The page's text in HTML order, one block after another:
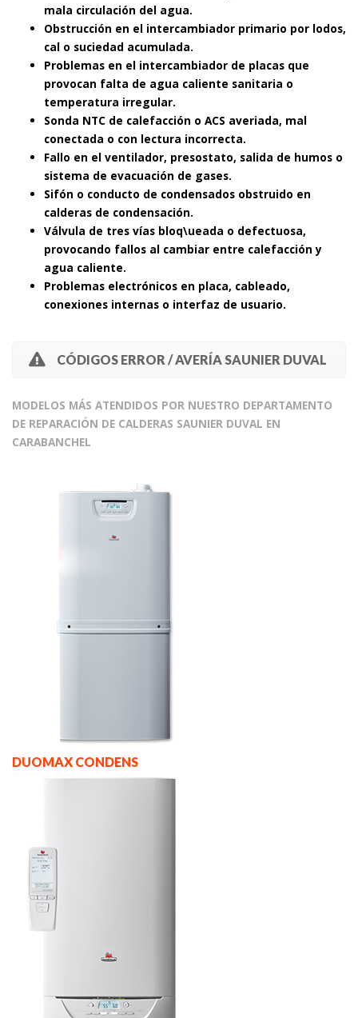
mala circulación del agua.
Obstrucción en el intercambiador primario por lodos,
cal o suciedad acumulada.
Problemas en el intercambiador de placas que
provocan falta de agua caliente sanitaria o
temperatura irregular.
Sonda NTC de calefacción o ACS averiada, mal
conectada o con lectura incorrecta.
Fallo en el ventilador, presostato, salida de humos o
sistema de evacuación de gases.
Sifón o conducto de condensados obstruido en
calderas de condensación.
Válvula de tres vías bloq\ueada o defectuosa,
provocando fallos al cambiar entre calefacción y
agua caliente.
Problemas electrónicos en placa, cableado,
conexiones internas o interfaz de usuario.
CÓDIGOS ERROR / AVERÍA SAUNIER DUVAL
MODELOS MÁS ATENDIDOS POR NUESTRO DEPARTAMENTO
DE REPARACIÓN DE CALDERAS SAUNIER DUVAL EN
CARABANCHEL
DUOMAX CONDENS